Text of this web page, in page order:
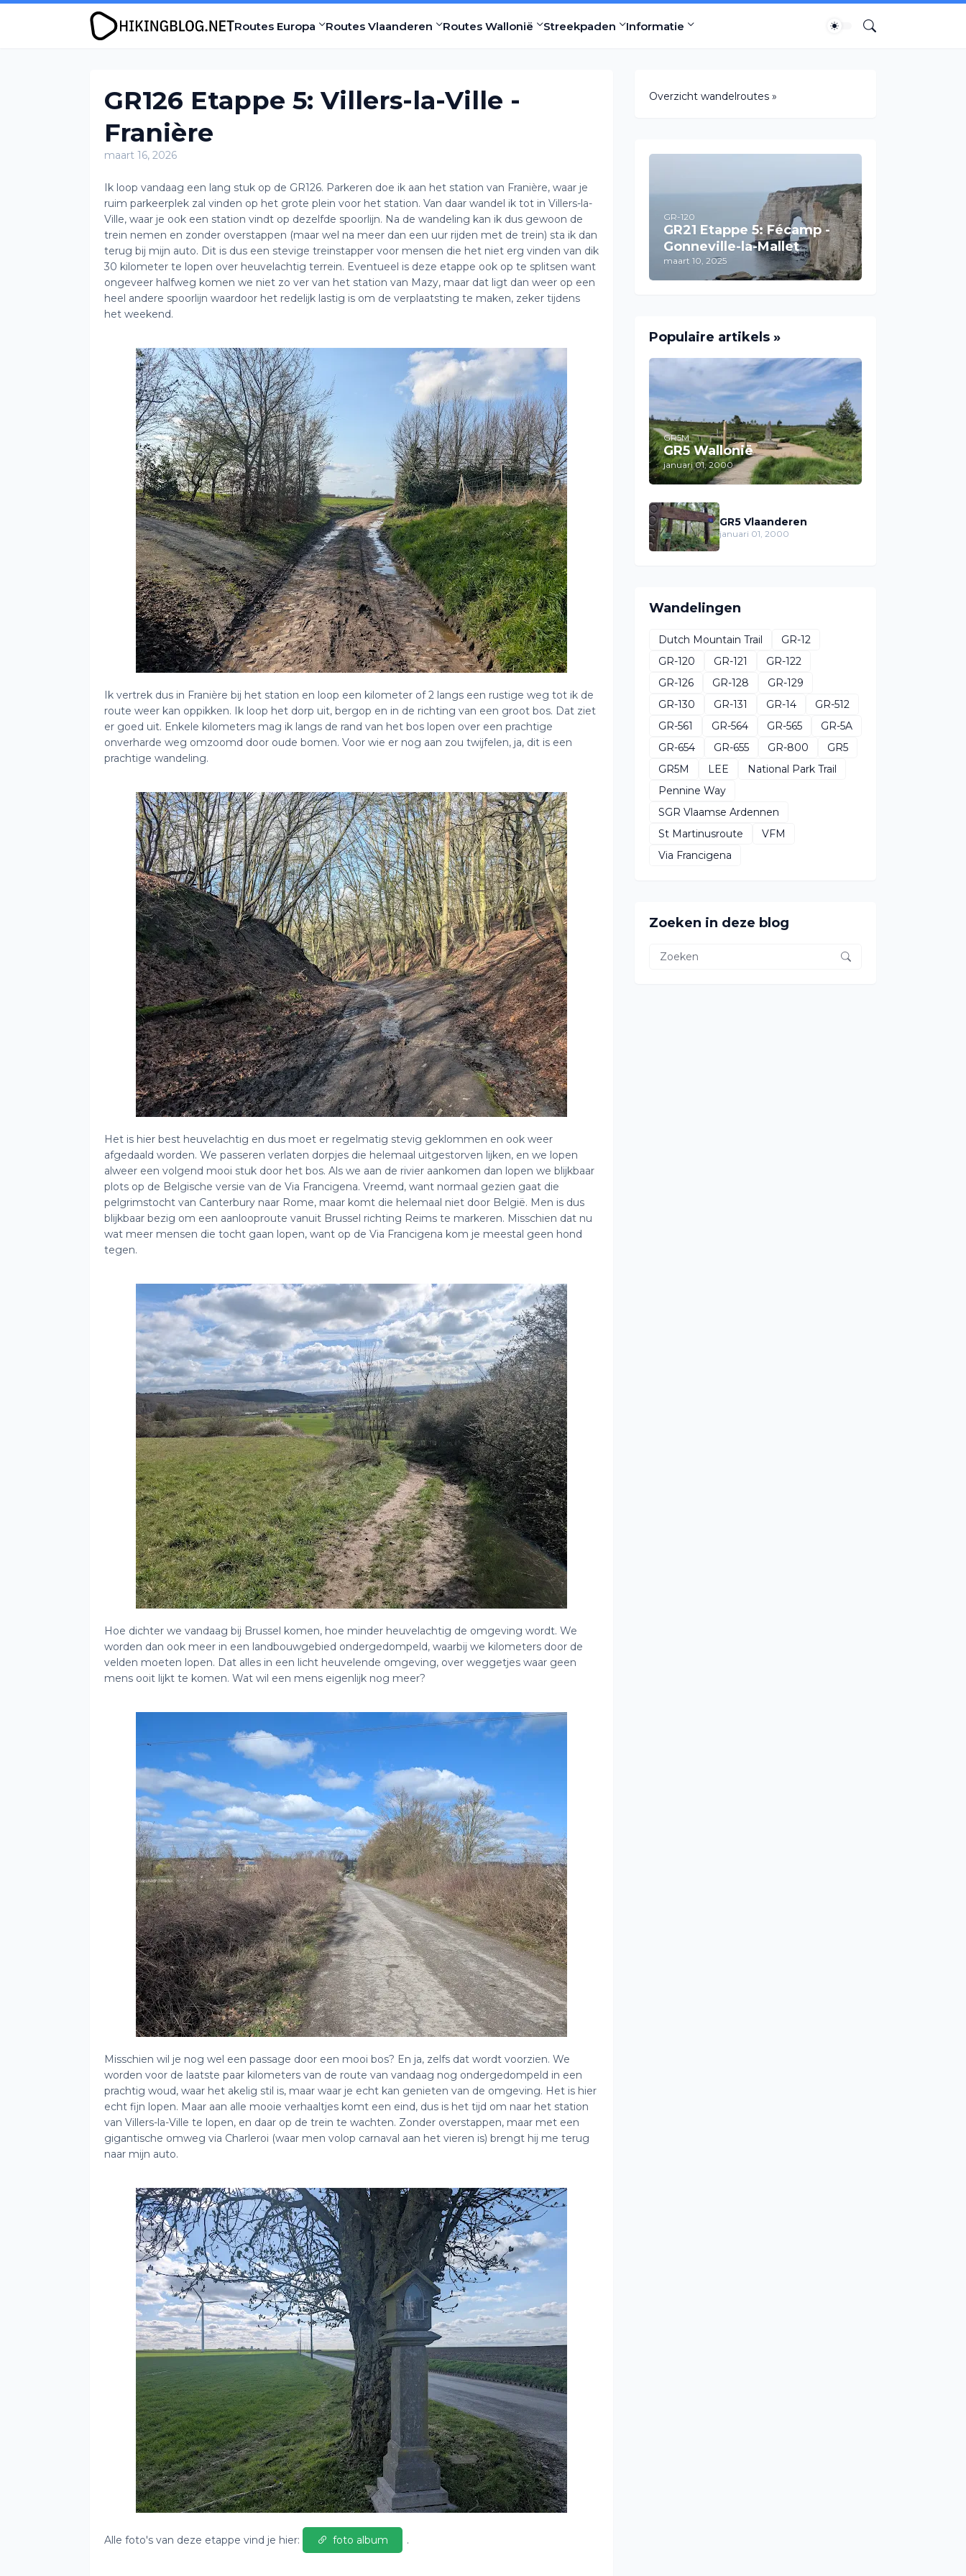
Routes Europa Routes Vlaanderen Routes Wallonië Streekpaden Informatie
GR126 Etappe 5: Villers-la-Ville -
Franière
maart 16, 2026
Ik loop vandaag een lang stuk op de GR126. Parkeren doe ik aan het station van Franière, waar je
ruim parkeerplek zal vinden op het grote plein voor het station. Van daar wandel ik tot in Villers-la-
Ville, waar je ook een station vindt op dezelfde spoorlijn. Na de wandeling kan ik dus gewoon de
trein nemen en zonder overstappen (maar wel na meer dan een uur rijden met de trein) sta ik dan
terug bij mijn auto. Dit is dus een stevige treinstapper voor mensen die het niet erg vinden van dik
30 kilometer te lopen over heuvelachtig terrein. Eventueel is deze etappe ook op te splitsen want
ongeveer halfweg komen we niet zo ver van het station van Mazy, maar dat ligt dan weer op een
heel andere spoorlijn waardoor het redelijk lastig is om de verplaatsting te maken, zeker tijdens
het weekend.
Ik vertrek dus in Franière bij het station en loop een kilometer of 2 langs een rustige weg tot ik de
route weer kan oppikken. Ik loop het dorp uit, bergop en in de richting van een groot bos. Dat ziet
er goed uit. Enkele kilometers mag ik langs de rand van het bos lopen over een prachtige
onverharde weg omzoomd door oude bomen. Voor wie er nog aan zou twijfelen, ja, dit is een
prachtige wandeling.
Het is hier best heuvelachtig en dus moet er regelmatig stevig geklommen en ook weer
afgedaald worden. We passeren verlaten dorpjes die helemaal uitgestorven lijken, en we lopen
alweer een volgend mooi stuk door het bos. Als we aan de rivier aankomen dan lopen we blijkbaar
plots op de Belgische versie van de Via Francigena. Vreemd, want normaal gezien gaat die
pelgrimstocht van Canterbury naar Rome, maar komt die helemaal niet door België. Men is dus
blijkbaar bezig om een aanlooproute vanuit Brussel richting Reims te markeren. Misschien dat nu
wat meer mensen die tocht gaan lopen, want op de Via Francigena kom je meestal geen hond
tegen.
Hoe dichter we vandaag bij Brussel komen, hoe minder heuvelachtig de omgeving wordt. We
worden dan ook meer in een landbouwgebied ondergedompeld, waarbij we kilometers door de
velden moeten lopen. Dat alles in een licht heuvelende omgeving, over weggetjes waar geen
mens ooit lijkt te komen. Wat wil een mens eigenlijk nog meer?
Misschien wil je nog wel een passage door een mooi bos? En ja, zelfs dat wordt voorzien. We
worden voor de laatste paar kilometers van de route van vandaag nog ondergedompeld in een
prachtig woud, waar het akelig stil is, maar waar je echt kan genieten van de omgeving. Het is hier
echt fijn lopen. Maar aan alle mooie verhaaltjes komt een eind, dus is het tijd om naar het station
van Villers-la-Ville te lopen, en daar op de trein te wachten. Zonder overstappen, maar met een
gigantische omweg via Charleroi (waar men volop carnaval aan het vieren is) brengt hij me terug
naar mijn auto.
Alle foto's van deze etappe vind je hier: foto album .
Overzicht wandelroutes »
GR-120
GR21 Etappe 5: Fécamp -
Gonneville-la-Mallet
maart 10, 2025
Populaire artikels »
GR5M
GR5 Wallonië
januari 01, 2000
GR5 Vlaanderen
januari 01, 2000
Wandelingen
Dutch Mountain Trail
GR-12
GR-120
GR-121
GR-122
GR-126
GR-128
GR-129
GR-130
GR-131 GR-14
GR-512
GR-561
GR-564 GR-565
GR-5A
GR-654
GR-655 GR-800
GR5
GR5M
LEE
National Park Trail
Pennine Way
SGR Vlaamse Ardennen
St Martinusroute
VFM
Via Francigena
Zoeken in deze blog